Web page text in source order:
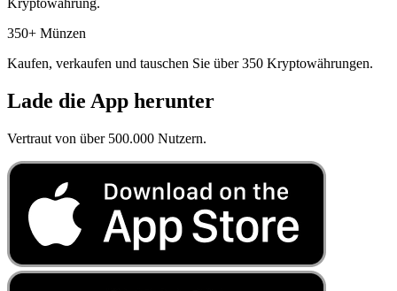
Kryptowährung.
350+ Münzen
Kaufen, verkaufen und tauschen Sie über 350 Kryptowährungen.
Lade die App herunter
Vertraut von über 500.000 Nutzern.